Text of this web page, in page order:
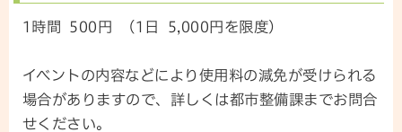
1時間 500円 （1日 5,000円を限度）
イベントの内容などにより使用料の減免が受けられる
場合がありますので、詳しくは都市整備課までお問合
せください。